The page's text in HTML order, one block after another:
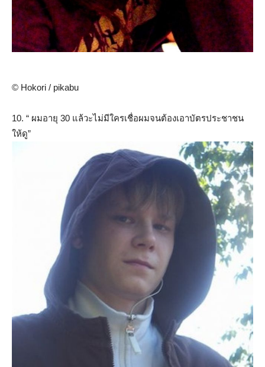
© Hokori / pikabu
10. “ ผมอายุ 30 แล้วะไม่มีใครเชื่อผมจนต้องเอาบัตรประชาชน
ให้ดู”